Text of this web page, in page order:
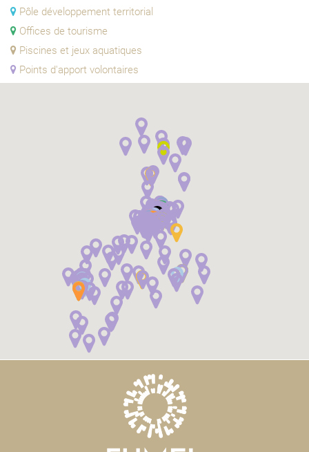
Pôle développement territorial
Offices de tourisme
Piscines et jeux aquatiques
Points d'apport volontaires